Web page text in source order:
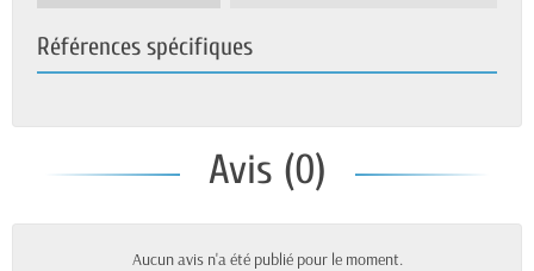
Références spécifiques
Avis (0)
Aucun avis n'a été publié pour le moment.